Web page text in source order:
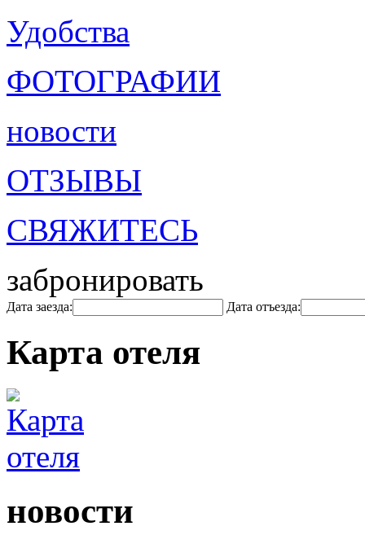
Удобства
ФОТОГРАФИИ
новости
ОТЗЫВЫ
СВЯЖИТЕСЬ
забронировать
Дата заезда: Дата отъезда:
Карта отеля
новости